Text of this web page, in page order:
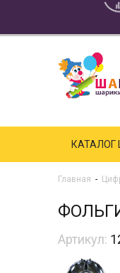
Главная -
Артикул: